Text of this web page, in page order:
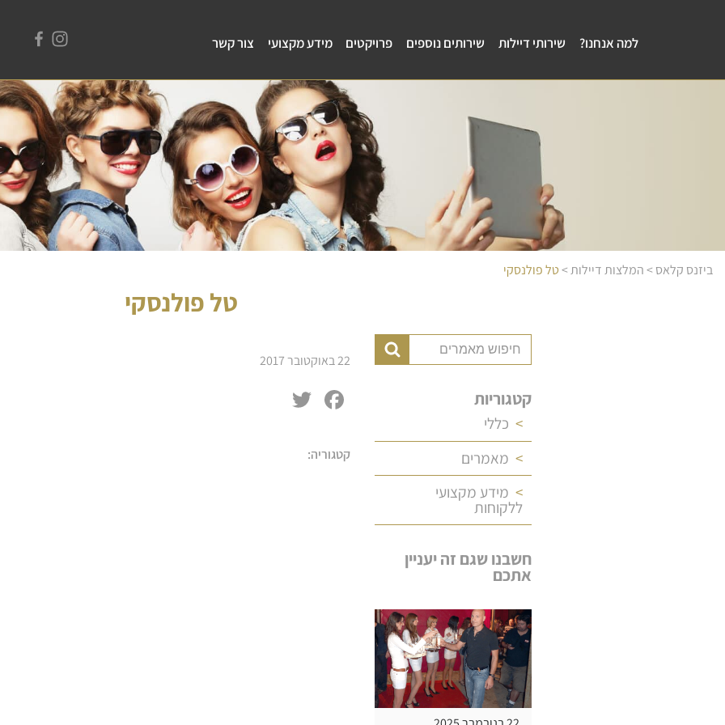
למה אנחנו? שירותי דיילות שירותים נוספים פרויקטים מידע מקצועי צור קשר
ביזנס קלאס>המלצות דיילות>טל פולנסקי
טל פולנסקי
קטגוריות
כללי
מאמרים
מידע מקצועי
ללקוחות
חשבנו שגם זה יעניין
אתכם
22 באוקטובר 2017
Facebook
קטגוריה: